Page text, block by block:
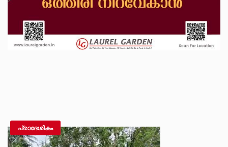
പ്രാദേശികം